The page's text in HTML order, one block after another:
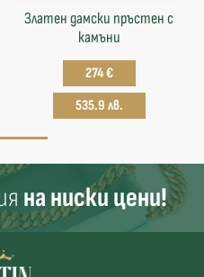
Златен дамски пръстен с
камъни
274 €
535.9 лв.
на ниски цени!